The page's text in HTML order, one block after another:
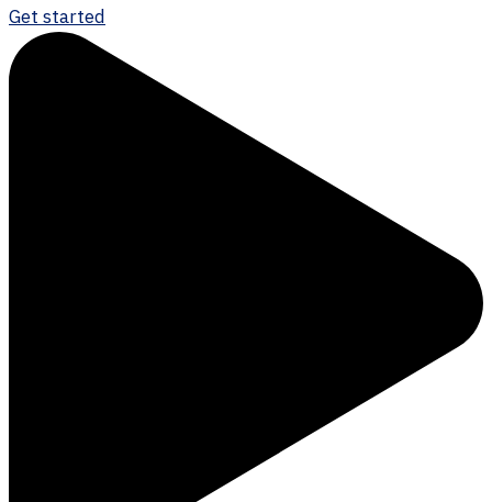
Get started